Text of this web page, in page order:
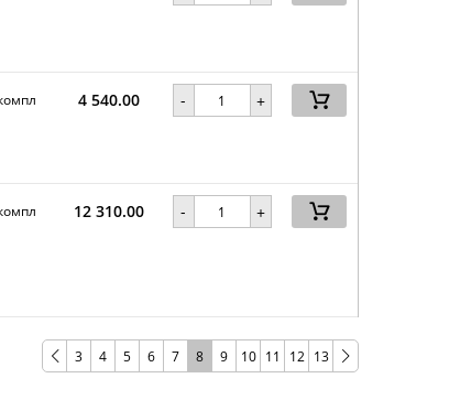
4 540.00 - +
12 310.00 - +
3 4 5 6 7 8 9 10 11 12 13